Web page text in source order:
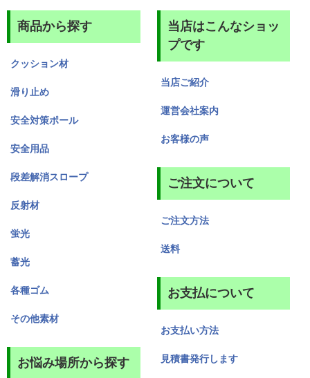
商品から探す
クッション材
滑り止め
安全対策ポール
安全用品
段差解消スロープ
反射材
蛍光
蓄光
各種ゴム
その他素材
お悩み場所から探す
当店はこんなショッ
プです
当店ご紹介
運営会社案内
お客様の声
ご注文について
ご注文方法
送料
お支払について
お支払い方法
見積書発行します